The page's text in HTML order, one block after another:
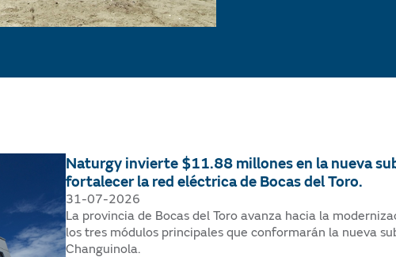
Naturgy invierte $11.88 millones en la nueva
fortalecer la red eléctrica de Bocas del Toro.
31-07-2026
La provincia de Bocas del Toro avanza hacia la
los tres módulos principales que conformarán la nueva
Changuinola.